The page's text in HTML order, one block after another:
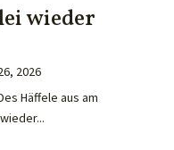
wieder
2026
Häffele aus am